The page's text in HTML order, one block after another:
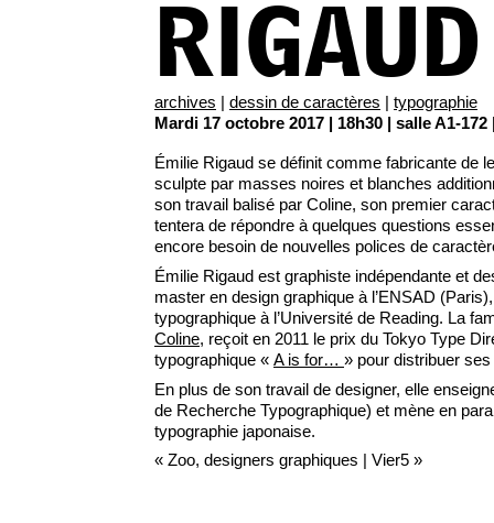
RIGAUD
archives | dessin de caractères | typographie
Mardi 17 octobre 2017 | 18h30 | salle A1-
Émilie Rigaud se définit comme fabricante de
sculpte par masses noires et blanches
son travail balisé par Coline, son premier
tentera de répondre à quelques questions
encore besoin de nouvelles polices de
Émilie Rigaud est graphiste indépendante et
master en design graphique à l’ENSAD
typographique à l’Université de Reading. La
Coline, reçoit en 2011 le prix du Tokyo Type
typographique « A is for… » pour distribuer
En plus de son travail de designer, elle
de Recherche Typographique) et mène en
typographie japonaise.
« Zoo, designers graphiques | Vier5 »